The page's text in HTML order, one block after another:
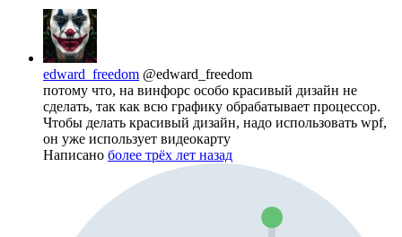
edward_freedom @edward_freedom
потому что, на винфорс особо красивый дизайн не
сделать, так как всю графику обрабатывает процессор.
Чтобы делать красивый дизайн, надо использовать wpf,
он уже использует видеокарту
Написано более трёх лет назад